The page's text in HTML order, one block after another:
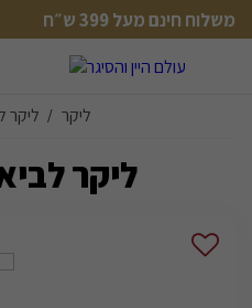
משלוח חינם מעל 399 ש״ח
משלוח חינם מעל 399 ש״ח
ליקר / ליקר
ליקר